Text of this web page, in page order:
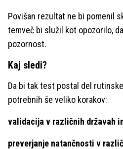
Povišan rezultat ne bi pomenil
temveč bi služil kot opozorilo,
pozornost.
Kaj sledi?
Da bi tak test postal del
potrebnih še veliko korakov:
validacija v različnih državah
preverjanje natančnosti v